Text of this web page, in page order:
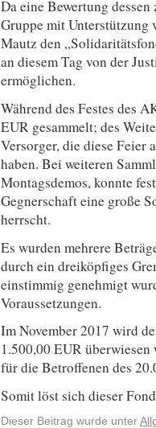
Da eine Bewertung
Gruppe mit Unterstützung
Mautz den
an diesem Tag von der
ermöglichen.
Während des Festes des
EUR gesammelt; des
Versorger, die diese Feier
haben. Bei weiteren
Montagsdemos, konnte
Gegnerschaft eine große
herrscht.
Es wurden mehrere
durch ein dreiköpfiges
einstimmig genehmigt
Voraussetzungen.
Im November 2017 wird
1.500,00 EUR
für die Betroffenen des
Somit löst sich dieser
Dieser Beitrag wurde unter